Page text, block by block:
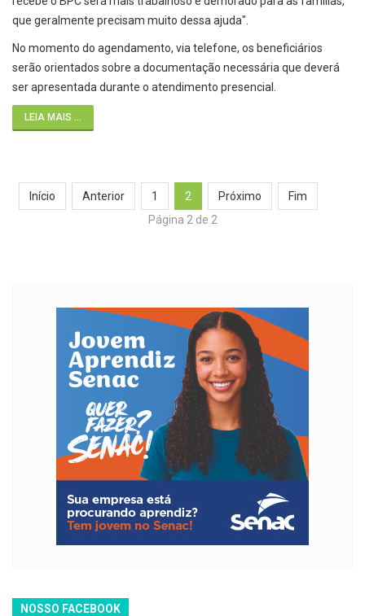
que geralmente precisam muito dessa ajuda".
No momento do agendamento, via telefone, os beneficiários
serão orientados sobre a documentação necessária que deverá
ser apresentada durante o atendimento presencial.
LEIA MAIS ...
Início Anterior 1 2 Próximo
Fim
Página 2 de 2
NOSSO FACEBOOK